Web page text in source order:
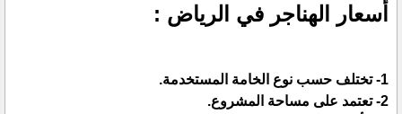
أسعار الهناجر في الرياض :
1- تختلف حسب نوع الخامة المستخدمة.
2- تعتمد على مساحة المشروع.